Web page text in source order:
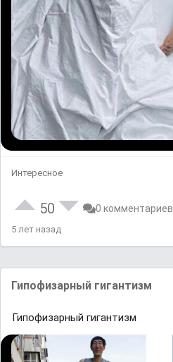
Интересное
50 0 комментариев
5 лет назад
Гипофизарный гигантизм
Гипофизарный гигантизм